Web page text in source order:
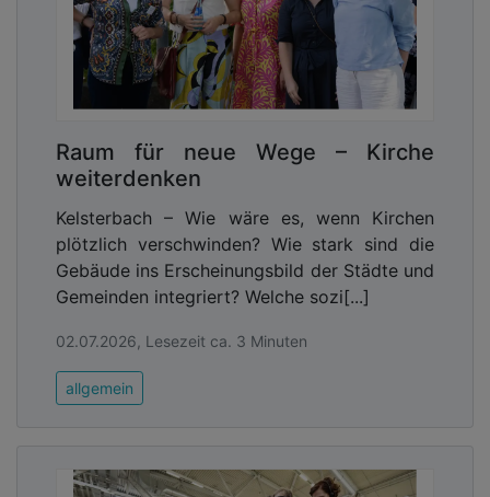
Raum für neue Wege – Kirche
weiterdenken
Kelsterbach – Wie wäre es, wenn Kirchen
plötzlich verschwinden? Wie stark sind die
Gebäude ins Erscheinungsbild der Städte und
Gemeinden integriert? Welche sozi[...]
02.07.2026, Lesezeit ca. 3 Minuten
allgemein